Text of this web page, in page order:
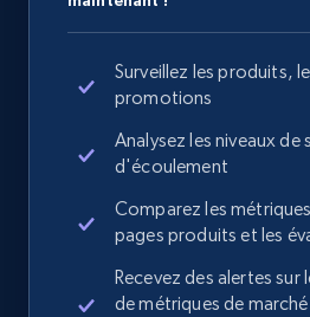
Surveillez les produits,
promotions
Analysez les niveaux
d'écoulement
Comparez les
pages produits et les
Recevez des alertes sur
de métriques de marché